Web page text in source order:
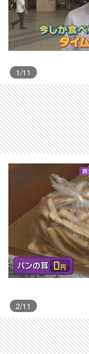
1/11
2/11